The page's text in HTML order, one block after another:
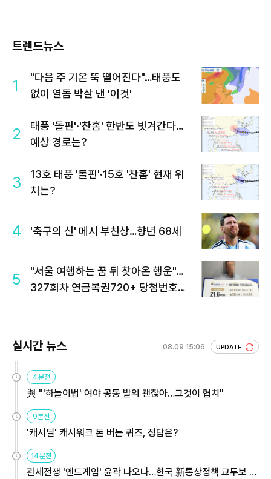
트렌드뉴스
1
"다음 주 기온 뚝 떨어진다"…태풍도
없이 열돔 박살 낸 '이것'
2
태풍 '돌핀'·'찬홈' 한반도 빗겨간다…
예상 경로는?
3
13호 태풍 '돌핀'·15호 '찬홈' 현재 위
치는?
4 '축구의 신' 메시 부친상…향년 68세
5
"서울 여행하는 꿈 뒤 찾아온 행운"…
327회차 연금복권720+ 당첨번호조
실시간 뉴스 08.09 15:06 UPDATE
4분전
與 "'하늘이법' 여야 공동 발의 괜찮아…그것이 협치"
9분전
'캐시딜' 캐시워크 돈 버는 퀴즈, 정답은?
14분전
관세전쟁 '엔드게임' 윤곽 나오나…한국 新통상정책 교두보 활